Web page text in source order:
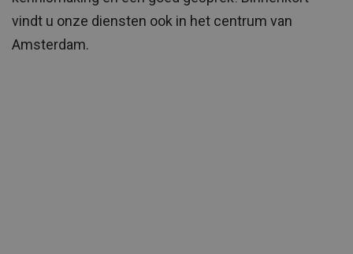
vindt u onze diensten ook in het centrum van
Amsterdam.